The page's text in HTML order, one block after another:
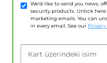
We'd like to send you news,
security products. Untick
marketing emails. You can
in every email. See our
Kart üzerindeki isim